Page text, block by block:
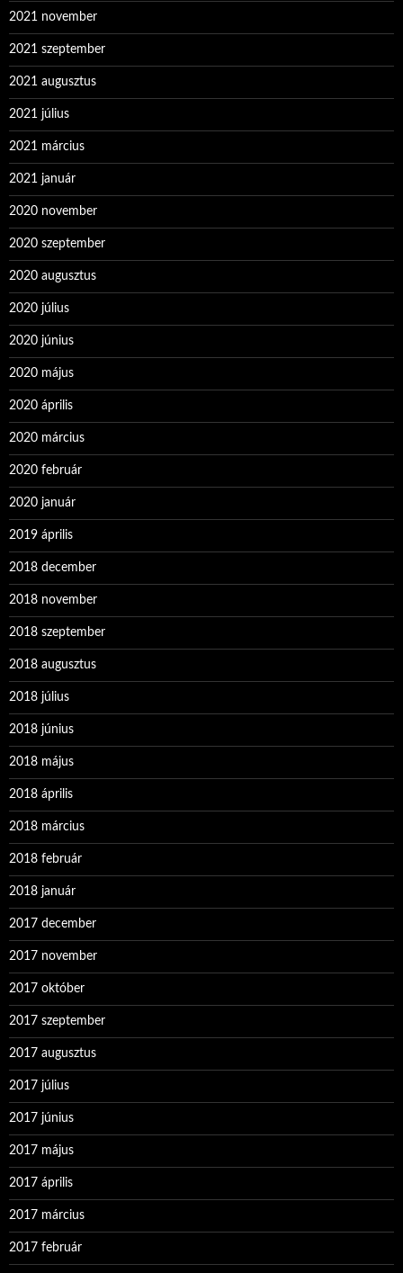
2021 november
2021 szeptember
2021 augusztus
2021 július
2021 március
2021 január
2020 november
2020 szeptember
2020 augusztus
2020 július
2020 június
2020 május
2020 április
2020 március
2020 február
2020 január
2019 április
2018 december
2018 november
2018 szeptember
2018 augusztus
2018 július
2018 június
2018 május
2018 április
2018 március
2018 február
2018 január
2017 december
2017 november
2017 október
2017 szeptember
2017 augusztus
2017 július
2017 június
2017 május
2017 április
2017 március
2017 február